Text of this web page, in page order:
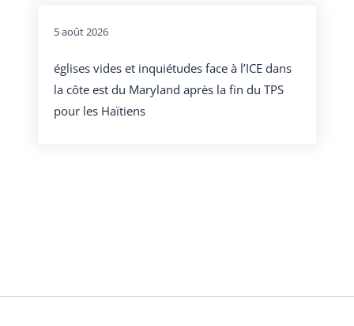
5 août 2026
églises vides et inquiétudes face à l’ICE dans
la côte est du Maryland après la fin du TPS
pour les Haïtiens